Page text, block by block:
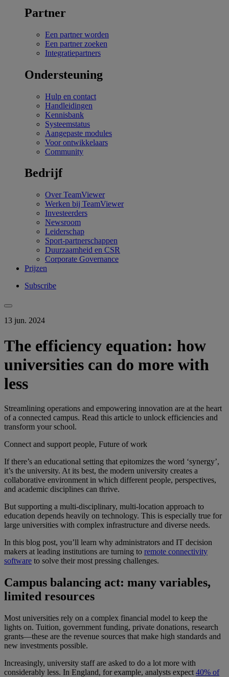
Partner
Een partner worden
Een partner zoeken
Integratiepartners
Ondersteuning
Hulp en contact
Handleidingen
Kennisbank
Systeemstatus
Aangepaste modules
Voor ontwikkelaars
Community
Bedrijf
Over TeamViewer
Werken bij TeamViewer
Investeerders
Newsroom
Leiderschap
Sport-partnerschappen
Duurzaamheid en CSR
Corporate Governance
Prijzen
Subscribe
13 jun. 2024
The efficiency equation: how
universities can do more with
less
Streamlining operations and empowering innovation are at the heart
of a connected campus. Read this article to unlock efficiencies and
transform your school.
Connect and support people, Future of work
If there’s an educational setting that epitomizes the word ‘synergy’,
it’s the university. At its best, the modern university creates a
collaborative environment in which different people, perspectives,
and academic disciplines can thrive.
But supporting a multi-disciplinary, multi-location approach to
education depends heavily on technology. This is especially true for
large universities with complex infrastructure and diverse needs.
In this blog post, you’ll learn why administrators and IT decision
makers at leading institutions are turning to remote connectivity
software to solve their most pressing challenges.
Campus balancing act: many variables,
limited resources
Most universities rely on a complex financial model to keep the
lights on. Tuition, government funding, private donations, research
grants—these are the revenue sources that make high standards and
new investments possible.
Increasingly, university staff are asked to do a lot more with
considerably less. In England, for example, analysts expect 40% of